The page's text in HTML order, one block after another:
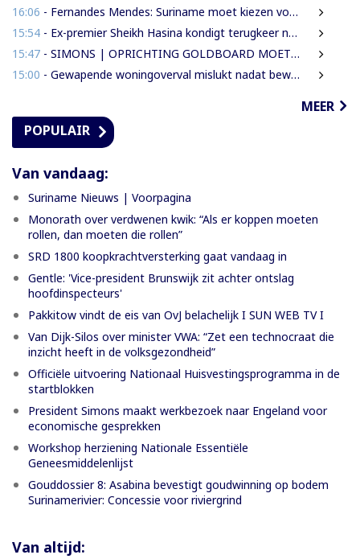
16:06 - Fernandes Mendes: Suriname moet kiezen voor presidentieel of parlementair stelsel
15:54 - Ex-premier Sheikh Hasina kondigt terugkeer naar Bangladesh aan ondanks doodstraf
15:47 - SIMONS | OPRICHTING GOLDBOARD MOET GOUDSECTOR ORDENEN EN STAATSINKOMSTEN VERHOGEN
15:00 - Gewapende woningoverval mislukt nadat bewoners en buren alarm slaan
MEER
POPULAIR
Van vandaag:
Suriname Nieuws | Voorpagina
Monorath over verdwenen kwik: “Als er koppen moeten
rollen, dan moeten die rollen”
SRD 1800 koopkrachtversterking gaat vandaag in
Gentle: 'Vice-president Brunswijk zit achter ontslag
hoofdinspecteurs'
Pakkitow vindt de eis van OvJ belachelijk I SUN WEB TV I
Van Dijk-Silos over minister VWA: “Zet een technocraat die
inzicht heeft in de volksgezondheid”
Officiële uitvoering Nationaal Huisvestingsprogramma in de
startblokken
President Simons maakt werkbezoek naar Engeland voor
economische gesprekken
Workshop herziening Nationale Essentiële
Geneesmiddelenlijst
Gouddossier 8: Asabina bevestigt goudwinning op bodem
Surinamerivier: Concessie voor riviergrind
Van altijd: